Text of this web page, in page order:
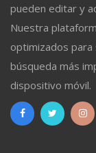
pueden editar y
Nuestra
optimizados
búsqueda más
dispositivo móvil.